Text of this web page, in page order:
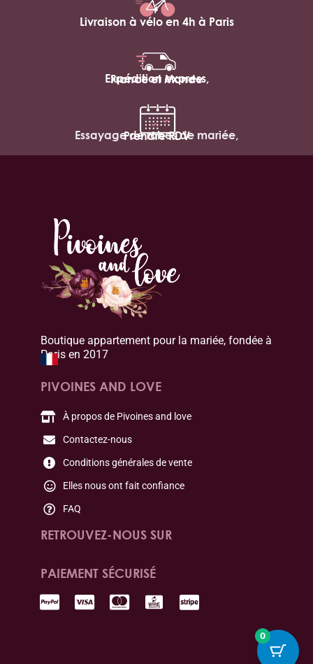
Livraison à vélo en 4h à Paris
Expédition express,
France et Monde
Essayage de robes de mariée,
Prendre RDV
Boutique appartement pour la mariée, fondée à
Paris en 2017
PIVOINES AND LOVE
À propos de Pivoines and love
Contactez-nous
Conditions générales de vente
Elles nous ont fait confiance
FAQ
RETROUVEZ-NOUS SUR
PAIEMENT SÉCURISÉ
0